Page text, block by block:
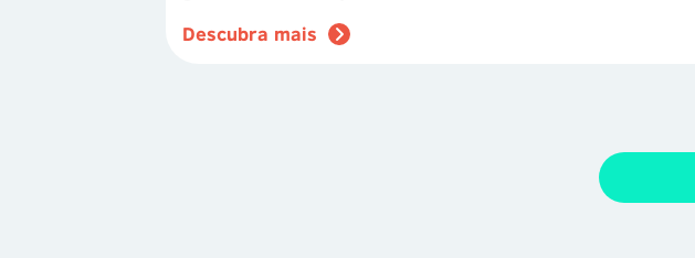
Descubra mais